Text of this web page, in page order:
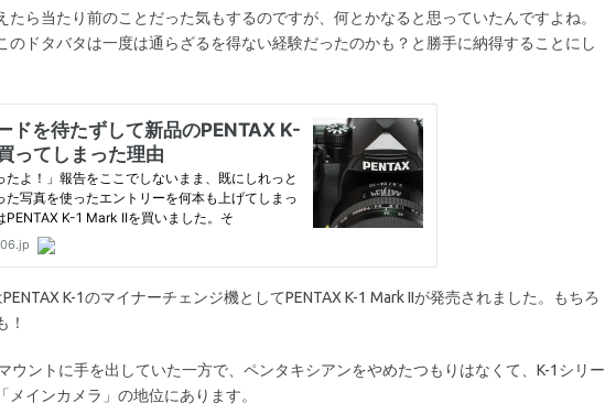
ら当たり前のことだった気もするのですが、何とかなると思っていたんですよね。
のドタバタは一度は通らざるを得ない経験だったのかも？と勝手に納得することにし
K-1のマイナーチェンジ機としてPENTAX K-1 Mark IIが発売されました。もちろ
！
ウントに手を出していた一方で、ペンタキシアンをやめたつもりはなくて、K-1シリー
メインカメラ」の地位にあります。